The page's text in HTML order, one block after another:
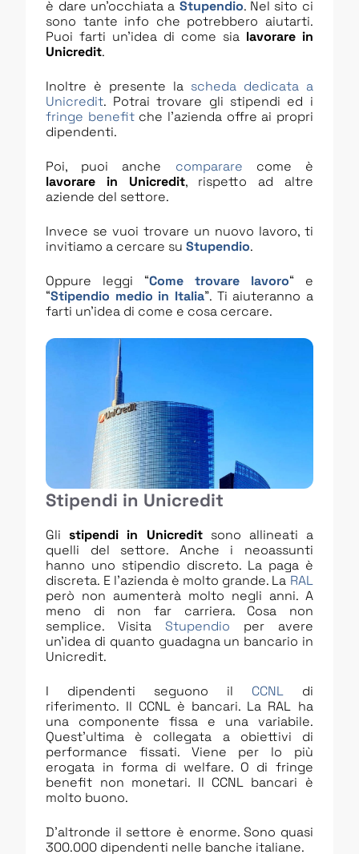
è dare un’occhiata a Stupendio. Nel sito ci
sono tante info che potrebbero aiutarti.
Puoi farti un’idea di come sia lavorare in
Unicredit.
Inoltre è presente la scheda dedicata a
Unicredit. Potrai trovare gli stipendi ed i
fringe benefitche l’azienda offre ai propri
dipendenti.
Poi, puoi anche comparare come è
lavorare in Unicredit, rispetto ad altre
aziende del settore.
Invece se vuoi trovare un nuovo lavoro, ti
invitiamo a cercare suStupendio.
Oppure leggi “Come trovare lavoro“ e
“Stipendio medio in Italia”. Ti aiuteranno a
farti un’idea di come e cosa cercare.
Stipendi in Unicredit
Glistipendi in Unicredit sono allineati a
quelli del settore. Anche i neoassunti
hanno uno stipendio discreto. La paga è
discreta. E l’azienda è molto grande. La RAL
però non aumenterà molto negli anni. A
meno di non far carriera. Cosa non
semplice. Visita Stupendio per avere
un’idea di quanto guadagna un bancario in
Unicredit.
I dipendenti seguono il CCNLdi
riferimento. Il CCNL è bancari. La RAL ha
una componente fissa e una variabile.
Quest’ultima è collegata a obiettivi di
performance fissati. Viene per lo più
erogata in forma di welfare. O di fringe
benefit non monetari. Il CCNL bancari è
molto buono.
D’altronde il settore è enorme. Sono quasi
300.000 dipendenti nelle banche italiane.